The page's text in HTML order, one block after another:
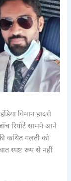
विमान हादसे
रिपोर्ट सामने आने
कथित गलती को
स्पष्ट रूप से नहीं